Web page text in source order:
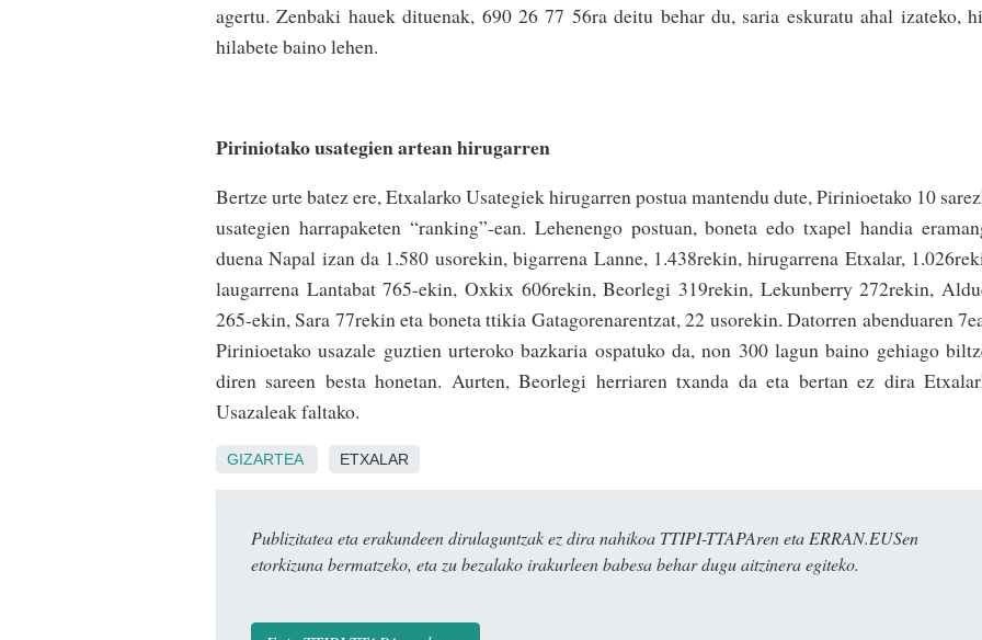
agertu. Zenbaki hauek dituenak, 690 26 77 56ra deitu behar du, saria eskuratu ahal izateko,
hilabete baino lehen.
Piriniotako usategien artean hirugarren
Bertze urte batez ere, Etxalarko Usategiek hirugarren postua mantendu dute, Pirinioetako 10
usategien harrapaketen “ranking”-ean. Lehenengo postuan, boneta edo txapel handia
duena Napal izan da 1.580 usorekin, bigarrena Lanne, 1.438rekin, hirugarrena Etxalar,
laugarrena Lantabat 765-ekin, Oxkix 606rekin, Beorlegi 319rekin, Lekunberry 272rekin,
265-ekin, Sara 77rekin eta boneta ttikia Gatagorenarentzat, 22 usorekin. Datorren abenduaren
Pirinioetako usazale guztien urteroko bazkaria ospatuko da, non 300 lagun baino gehiago
diren sareen besta honetan. Aurten, Beorlegi herriaren txanda da eta bertan ez dira
Usazaleak faltako.
GIZARTEA ETXALAR
Publizitatea eta erakundeen dirulaguntzak ez dira nahikoa TTIPI-TTAPAren eta ERRAN.EUSen
etorkizuna bermatzeko, eta zu bezalako irakurleen babesa behar dugu aitzinera egiteko.